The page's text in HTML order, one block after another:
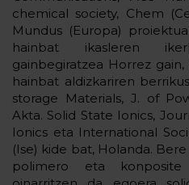
chemical society, Chem
Mundus (Europa)
hainbat ikasleren
gainbegiratzea Horrez
hainbat aldizkariren
storage Materials, J. of
Akta. Solid State Ionics,
Ionics eta International
(Ise) kide bat, Holanda.
polimero eta konposite